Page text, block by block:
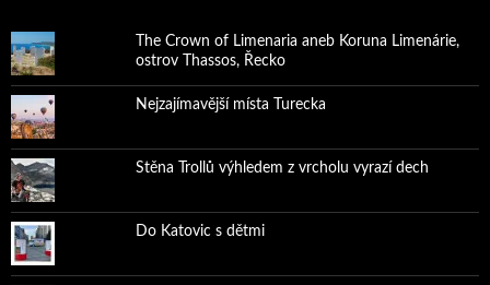
The Crown of Limenaria aneb Koruna Limenárie,
ostrov Thassos, Řecko
Nejzajímavější místa Turecka
Stěna Trollů výhledem z vrcholu vyrazí dech
Do Katovic s dětmi